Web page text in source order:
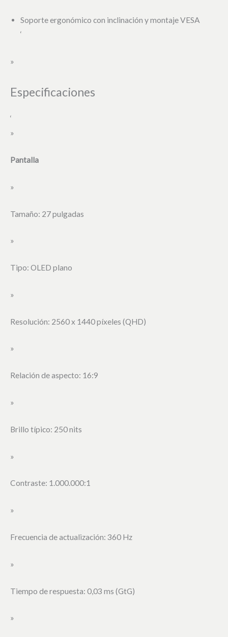
Soporte ergonómico con inclinación y montaje VESA
‘
»
Especificaciones
‘
»
Pantalla
»
Tamaño: 27 pulgadas
»
Tipo: OLED plano
»
Resolución: 2560 x 1440 píxeles (QHD)
»
Relación de aspecto: 16:9
»
Brillo típico: 250 nits
»
Contraste: 1.000.000:1
»
Frecuencia de actualización: 360 Hz
»
Tiempo de respuesta: 0,03 ms (GtG)
»